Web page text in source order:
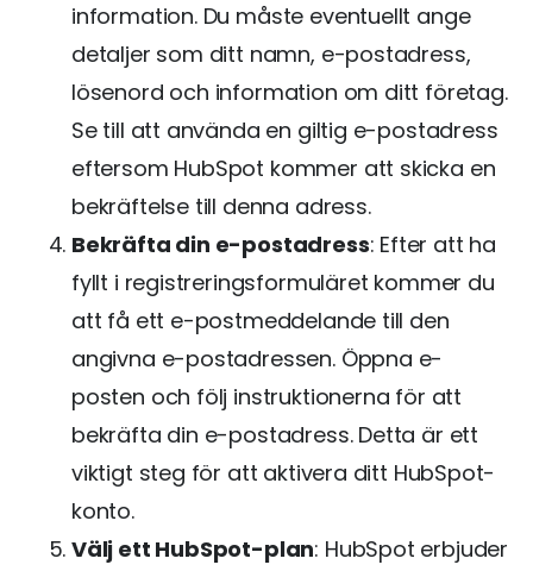
information. Du måste eventuellt ange
detaljer som ditt namn, e-postadress,
lösenord och information om ditt företag.
Se till att använda en giltig e-postadress
eftersom HubSpot kommer att skicka en
bekräftelse till denna adress.
Bekräfta din e-postadress: Efter att ha
fyllt i registreringsformuläret kommer du
att få ett e-postmeddelande till den
angivna e-postadressen. Öppna e-
posten och följ instruktionerna för att
bekräfta din e-postadress. Detta är ett
viktigt steg för att aktivera ditt HubSpot-
konto.
Välj ett HubSpot-plan: HubSpot erbjuder